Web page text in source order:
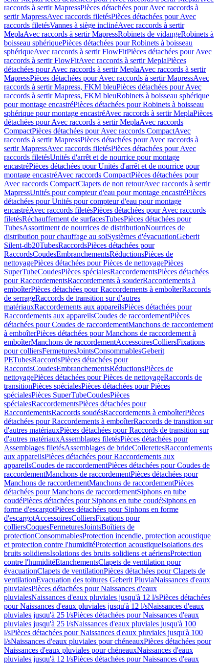
raccords à sertir MapressPièces détachées pour Avec raccords à
sertir MapressAvec raccords filetésPièces détachées pour Avec
raccords filetésVannes à siège inclinéAvec raccords à sertir
MeplaAvec raccords à sertir MapressRobinets de vidangeRobinets à
boisseau sphériquePièces détachées pour Robinets à boisseau
sphériqueAvec raccords à sertir FlowFitPièces détachées pour Avec
raccords à sertir FlowFitAvec raccords à sertir MeplaPièces
détachées pour Avec raccords à sertir MeplaAvec raccords à sertir
MapressPièces détachées pour Avec raccords à sertir MapressAvec
raccords à sertir Mapress, FKM bleuPièces détachées pour Avec
raccords à sertir Mapress, FKM bleuRobinets à boisseau sphérique
pour montage encastréPièces détachées pour Robinets à boisseau
sphérique pour montage encastréAvec raccords à sertir MeplaPièces
détachées pour Avec raccords à sertir MeplaAvec raccords
CompactPièces détachées pour Avec raccords CompactAvec
raccords à sertir MapressPièces détachées pour Avec raccords à
sertir MapressAvec raccords filetésPièces détachées pour Avec
raccords filetésUnités d'arrêt et de nourrice pour montage
encastréPièces détachées pour Unités d'arrêt et de nourrice pour
montage encastréAvec raccords CompactPièces détachées pour
Avec raccords CompactClapets de non retourAvec raccords à sertir
MapressUnités pour compteur d'eau pour montage encastréPièces
détachées pour Unités pour compteur d'eau pour montage
encastréAvec raccords filetésPièces détachées pour Avec raccords
filetésRéchauffement de surfacesTubesPièces détachées pour
TubesAssortiment de nourrices de distributionNourrices de
distribution pour chauffage au solSystèmes d'évacuationGeberit
Silent-db20TubesRaccordsPièces détachées pour
RaccordsCoudesEmbranchementsRéductionsPièces de
nettoyagePièces détachées pour Pièces de nettoyagePièces
SuperTubeCoudesPièces spécialesRaccordementsPièces détachées
pour RaccordementsRaccordements à souderRaccordements à
emboîterPièces détachées pour Raccordements à emboîterRaccords
de serrageRaccords de transition sur d'autres
matériauxRaccordements aux appareilsPièces détachées pour
Raccordements aux appareilsCoudes de raccordementPièces
détachées pour Coudes de raccordementManchons de raccordement
à emboîterPièces détachées pour Manchons de raccordement à
emboîterManchons de raccordementAccessoiresColliersFixations
pour colliersFermeturesJointsConsommablesGeberit
PETubesRaccordsPièces détachées pour
RaccordsCoudesEmbranchementsRéductionsPièces de
nettoyagePièces détachées pour Pièces de nettoyageRaccords de
transitionPièces spécialesPièces détachées pour Pièces
spécialesPièces SuperTubeCoudesPièces
spécialesRaccordementsPièces détachées pour
RaccordementsRaccords soudésRaccordements à emboîterPièces
détachées pour Raccordements à emboîterRaccords de transition sur
d'autres matériauxPièces détachées pour Raccords de transition sur
d'autres matériauxAssemblages filetésPièces détachées pour
Assemblages filetésAssemblages de brideCollerettesRaccordements
aux appareilsPièces détachées pour Raccordements aux
appareilsCoudes de raccordementPièces détachées pour Coudes de
raccordementManchons de raccordementPièces détachées pour
Manchons de raccordementManchons de raccordementPièces
détachées pour Manchons de raccordementSiphons en tube
coudéPièces détachées pour Siphons en tube coudéSiphons en
forme d'escargotPièces détachées pour Siphons en forme
d'escargotAccessoiresColliersFixations pour
colliersCoquesFermeturesJointsBoîtiers de
protectionConsommablesProtection incendie, protection acoustique
et protection contre l'humiditéProtection acoustiqueIsolations des
bruits solidiensIsolations des bruits solidiens et aériensProtection
contre l'humiditéEtanchementsClapets de ventilation pour
évacuationClapets de ventilationPièces détachées pour Clapets de
ventilationEvacuation des toitures Geberit PluviaNaissances d'eaux
pluvialesPièces détachées pour Naissances d'eaux
pluvialesNaissances d'eaux pluviales jusqu'à 12 l/sPièces détachées
pour Naissances d'eaux pluviales jusqu'à 12 l/sNaissances d'eaux
pluviales jusqu'à 25 l/sPièces détachées pour Naissances d'eaux
pluviales jusqu'à 25 l/sNaissances d'eaux pluviales jusqu'à 100
l/sPièces détachées pour Naissances d'eaux pluviales jusqu'à 100
l/sNaissances d'eaux pluviales pour chéneauxPièces détachées pour
Naissances d'eaux pluviales pour chéneauxNaissances d'eaux
pluviales jusqu'à 12 l/sPièces détachées pour Naissances d'eaux